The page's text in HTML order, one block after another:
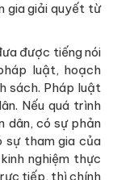
gia giải quyết từ
được tiếng nói
luật, hoạch
sách. Pháp luật
Nếu quá trình
dân, có sự phản
sự tham gia của
nghiệm thực
tiếp, thì chính